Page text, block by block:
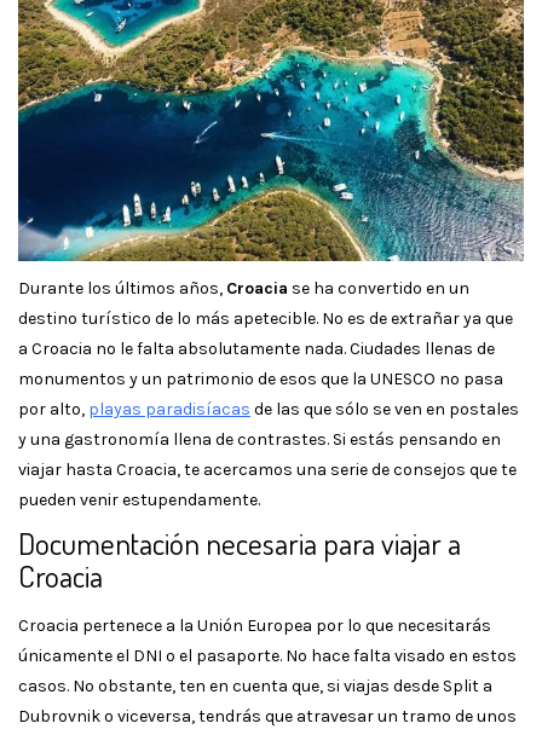
Durante los últimos años, Croacia se ha convertido en un
destino turístico de lo más apetecible. No es de extrañar ya que
a Croacia no le falta absolutamente nada. Ciudades llenas de
monumentos y un patrimonio de esos que la UNESCO no pasa
por alto, playas paradisíacas de las que sólo se ven en postales
y una gastronomía llena de contrastes. Si estás pensando en
viajar hasta Croacia, te acercamos una serie de consejos que te
pueden venir estupendamente.
Documentación necesaria para viajar a
Croacia
Croacia pertenece a la Unión Europea por lo que necesitarás
únicamente el DNI o el pasaporte. No hace falta visado en estos
casos. No obstante, ten en cuenta que, si viajas desde Split a
Dubrovnik o viceversa, tendrás que atravesar un tramo de unos